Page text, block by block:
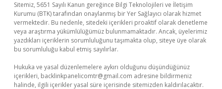
Sitemiz, 5651 Sayılı Kanun gereğince Bilgi Teknolojileri ve İletişim
Kurumu (BTK) tarafından onaylanmış bir Yer Sağlayıcı olarak hizmet
vermektedir. Bu nedenle, sitedeki içerikleri proaktif olarak denetleme
veya araştırma yükümlülüğümüz bulunmamaktadır. Ancak, üyelerimiz
yazdıkları içeriklerin sorumluluğunu taşımakta olup, siteye üye olarak
bu sorumluluğu kabul etmiş sayılırlar.
Hukuka ve yasal düzenlemelere aykırı olduğunu düşündüğünüz
içerikleri, backlinkpanelicomtr@gmail.com adresine bildirmeniz
halinde, ilgili içerikler yasal süre içerisinde sitemizden kaldırılacaktır.